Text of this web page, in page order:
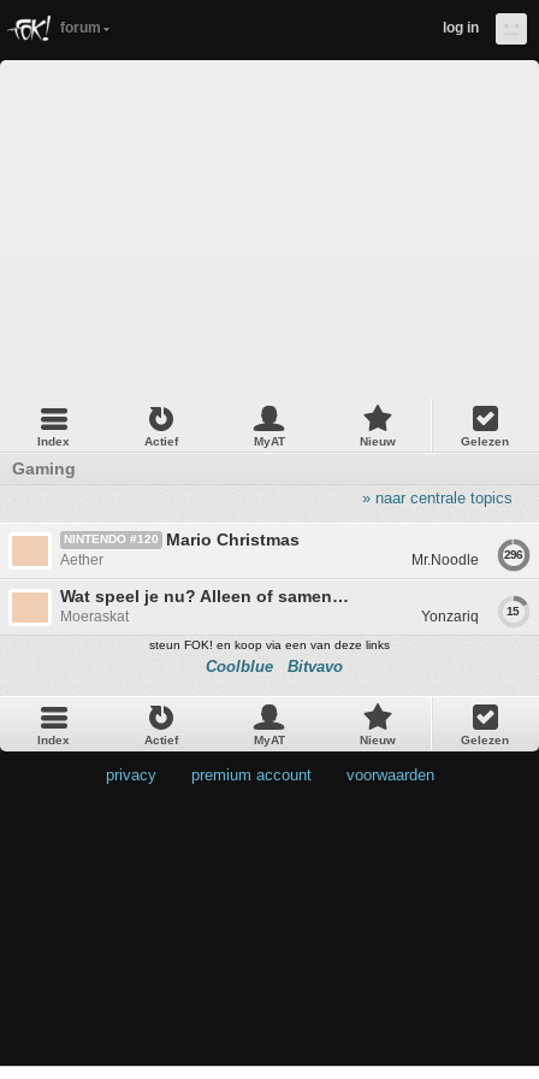
forum log in
Index Actief MyAT Nieuw Gelezen
Gaming
» naar centrale topics
NINTENDO #120 Mario Christmas
Aether Mr.Noodle 296
Wat speel je nu? Alleen of samen…
Moeraskat Yonzariq 15
steun FOK! en koop via een van deze links
Coolblue Bitvavo
Index Actief MyAT Nieuw Gelezen
privacy premium account voorwaarden